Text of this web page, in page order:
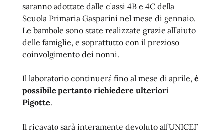
saranno adottate dalle classi 4B e 4C della
Scuola Primaria Gasparini nel mese di gennaio.
Le bambole sono state realizzate grazie all’aiuto
delle famiglie, e soprattutto con il prezioso
coinvolgimento dei nonni.
Il laboratorio continuerà fino al mese di aprile, è
possibile pertanto richiedere ulteriori
Pigotte.
Il ricavato sarà interamente devoluto all’UNICEF